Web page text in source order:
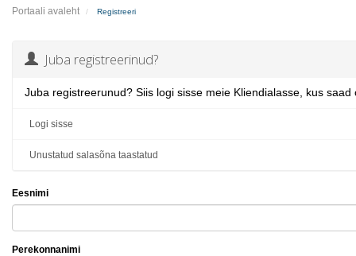
Portaali avaleht Registreeri
Juba registreerinud?
Juba registreerunud? Siis logi sisse meie Kliendialasse, kus saad
Logi sisse
Unustatud salasõna taastatud
Eesnimi
Perekonnanimi